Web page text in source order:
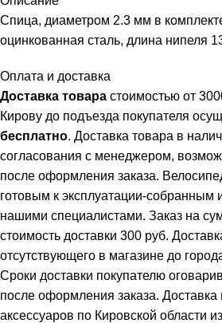
Спица, диаметром 2.3 мм в
оцинкованная сталь, длина нипеля
Оплата и доставка
Доставка товара стоимостью от
Кирову до подъезда покупателя
бесплатно. Доставка товара в
согласования с менеджером,
после оформления заказа.
готовым к эксплуатации-собранным
нашими специалистами. Заказ на
стоимость доставки 300 руб.
отсутствующего в магазине до
Сроки доставки покупателю
после оформления заказа. Доставка
аксессуаров по Кировской области